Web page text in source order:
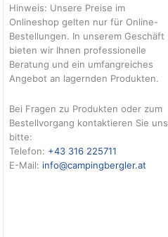
Hinweis: Unsere Preise im
Onlineshop gelten nur für Online-
Bestellungen. In unserem Geschäft
bieten wir Ihnen professionelle
Beratung und ein umfangreiches
Angebot an lagernden Produkten.
Bei Fragen zu Produkten oder zum
Bestellvorgang kontaktieren Sie uns
bitte:
Telefon: +43 316 225711
E-Mail: info@campingbergler.at